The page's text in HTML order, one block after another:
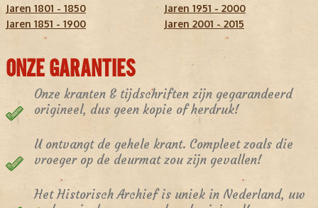
Jaren 1801 - 1850
Jaren 1851 - 1900
Jaren 1951 - 2000
Jaren 2001 - 2015
ONZE GARANTIES
Onze kranten & tijdschriften zijn gegarandeerd
origineel, dus geen kopie of herdruk!
U ontvangt de gehele krant. Compleet zoals die
vroeger op de deurmat zou zijn gevallen!
Het Historisch Archief is uniek in Nederland, uw